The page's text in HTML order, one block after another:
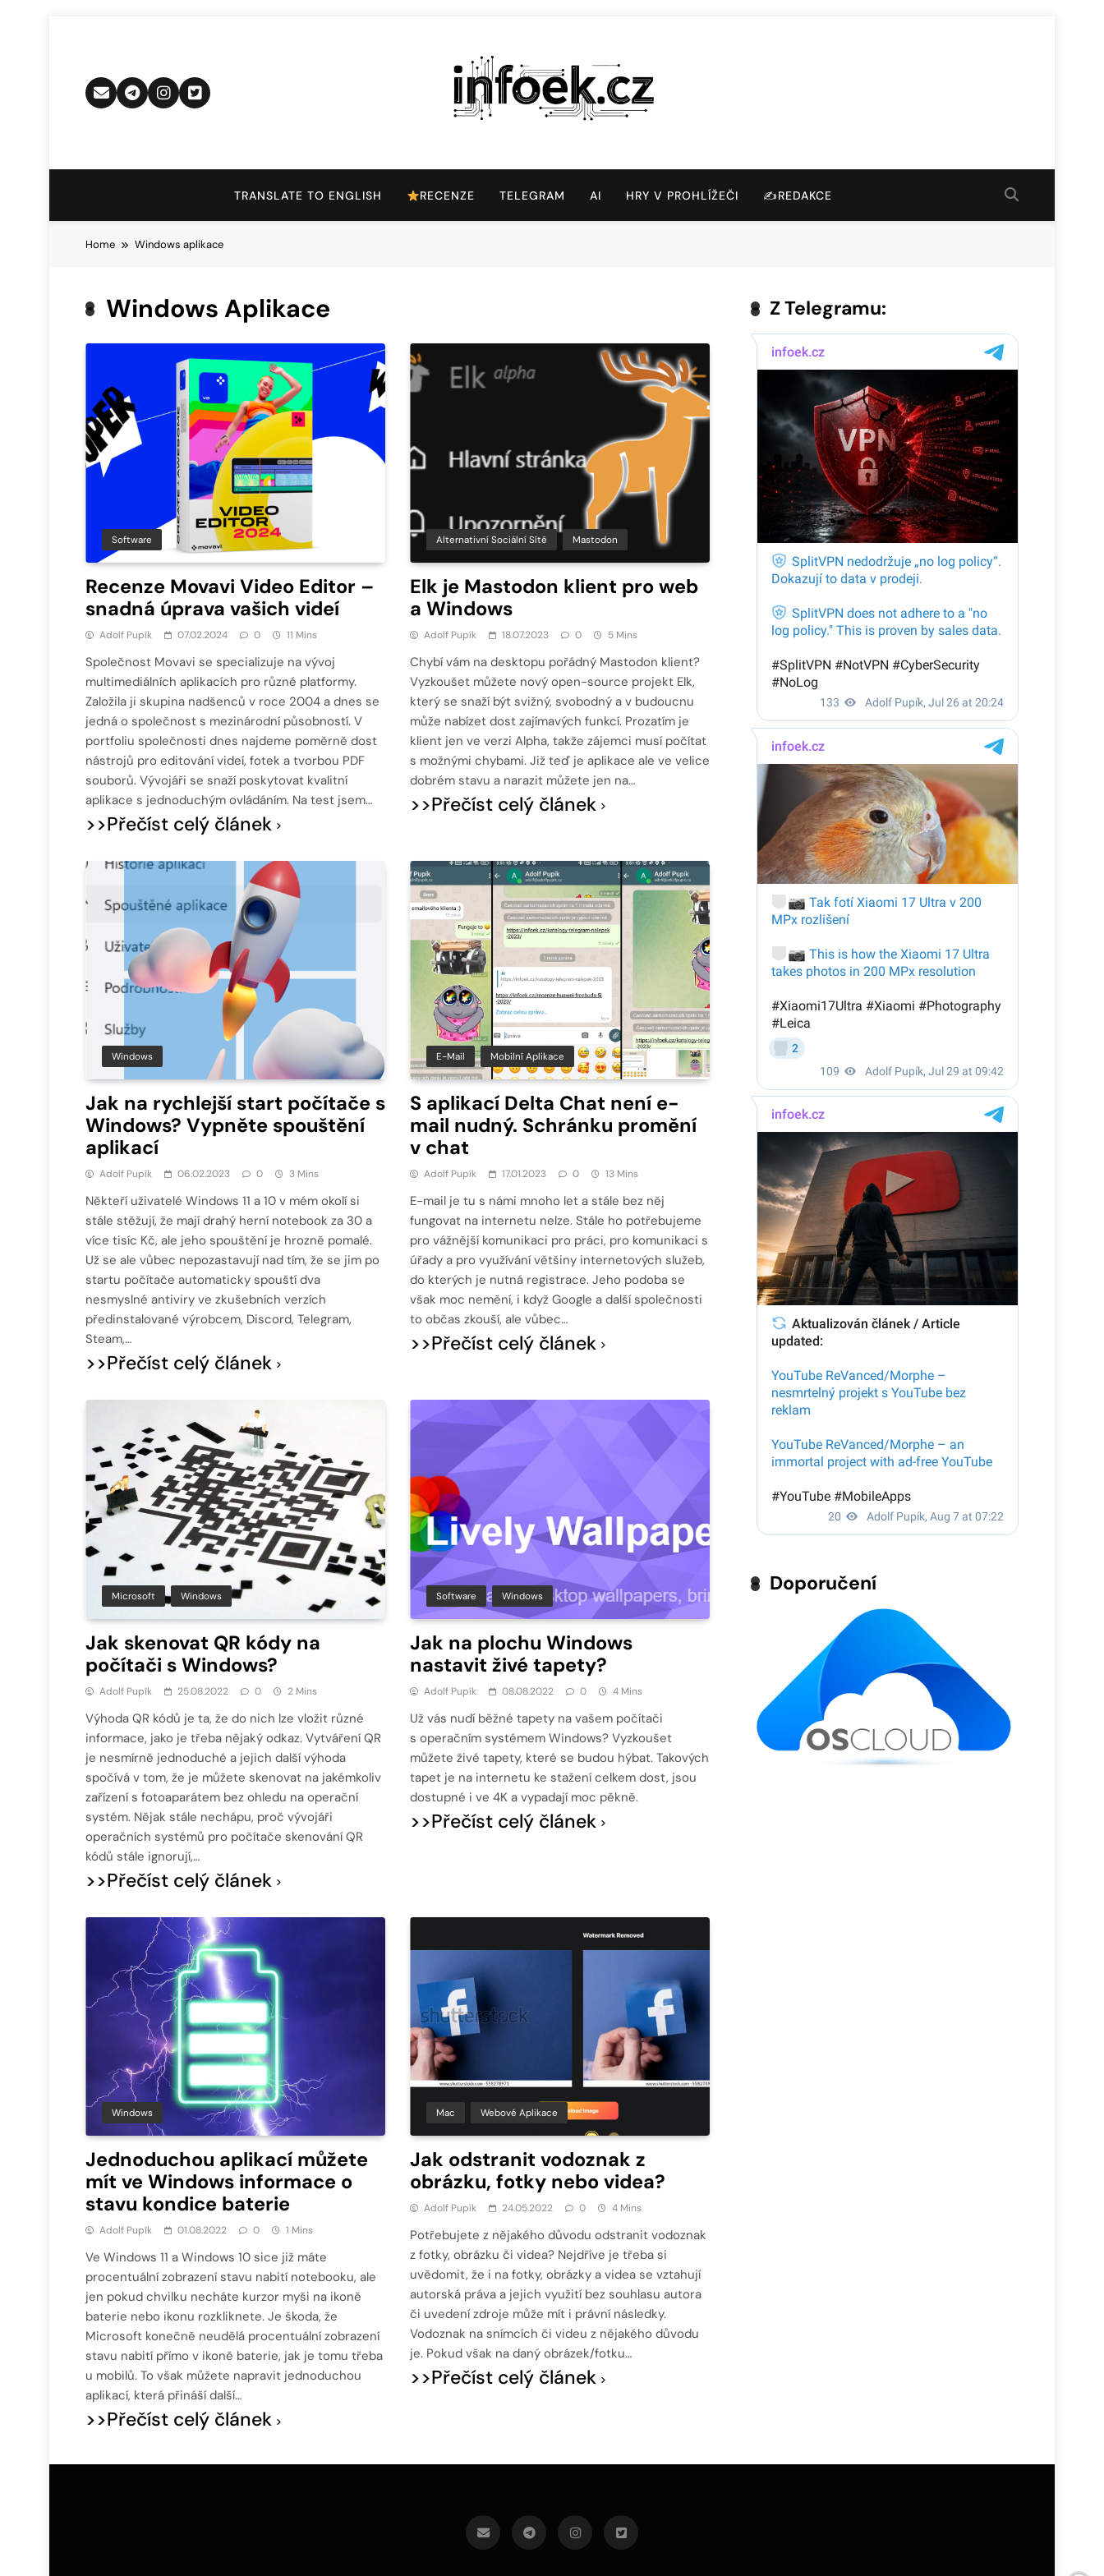
Infoek.cz
TRANSLATE TO ENGLISH RECENZE TELEGRAM AI HRY V PROHLÍŽEČI ✍️REDAKCE
Home Windows aplikace
Windows Aplikace
Software
Recenze Movavi Video Editor –
snadná úprava vašich videí
Adolf Pupík 07.02.2024 0 11 Mins
Společnost Movavi se specializuje na vývoj
multimediálních aplikacích pro různé platformy.
Založila ji skupina nadšenců v roce 2004 a dnes se
jedná o společnost s mezinárodní působností. V
portfoliu společnosti dnes najdeme poměrně dost
nástrojů pro editování videí, fotek a tvorbou PDF
souborů. Vývojáři se snaží poskytovat kvalitní
aplikace s jednoduchým ovládáním. Na test jsem…
>>Přečíst celý článek
Alternativní Sociální Sítě Mastodon
Elk je Mastodon klient pro web
a Windows
Adolf Pupík 18.07.2023 0 5 Mins
Chybí vám na desktopu pořádný Mastodon klient?
Vyzkoušet můžete nový open-source projekt Elk,
který se snaží být svižný, svobodný a v budoucnu
může nabízet dost zajímavých funkcí. Prozatím je
klient jen ve verzi Alpha, takže zájemci musí počítat
s možnými chybami. Již teď je aplikace ale ve velice
dobrém stavu a narazit můžete jen na…
>>Přečíst celý článek
Windows
Jak na rychlejší start počítače s
Windows? Vypněte spouštění
aplikací
Adolf Pupík 06.02.2023 0 3 Mins
Někteří uživatelé Windows 11 a 10 v mém okolí si
stále stěžují, že mají drahý herní notebook za 30 a
více tisíc Kč, ale jeho spouštění je hrozně pomalé.
Už se ale vůbec nepozastavují nad tím, že se jim po
startu počítače automaticky spouští dva
nesmyslné antiviry ve zkušebních verzích
předinstalované výrobcem, Discord, Telegram,
Steam,…
>>Přečíst celý článek
E-Mail Mobilní Aplikace
S aplikací Delta Chat není e-
mail nudný. Schránku promění
v chat
Adolf Pupík 17.01.2023 0 13 Mins
E-mail je tu s námi mnoho let a stále bez něj
fungovat na internetu nelze. Stále ho potřebujeme
pro vážnější komunikaci pro práci, pro komunikaci s
úřady a pro využívání většiny internetových služeb,
do kterých je nutná registrace. Jeho podoba se
však moc nemění, i když Google a další společnosti
to občas zkouší, ale vůbec…
>>Přečíst celý článek
Microsoft Windows
Jak skenovat QR kódy na
počítači s Windows?
Adolf Pupík 25.08.2022 0 2 Mins
Výhoda QR kódů je ta, že do nich lze vložit různé
informace, jako je třeba nějaký odkaz. Vytváření QR
je nesmírně jednoduché a jejich další výhoda
spočívá v tom, že je můžete skenovat na jakémkoliv
zařízení s fotoaparátem bez ohledu na operační
systém. Nějak stále nechápu, proč vývojáři
operačních systémů pro počítače skenování QR
kódů stále ignorují,…
>>Přečíst celý článek
Software Windows
Jak na plochu Windows
nastavit živé tapety?
Adolf Pupík 08.08.2022 0 4 Mins
Už vás nudí běžné tapety na vašem počítači
s operačním systémem Windows? Vyzkoušet
můžete živé tapety, které se budou hýbat. Takových
tapet je na internetu ke stažení celkem dost, jsou
dostupné i ve 4K a vypadají moc pěkně.
>>Přečíst celý článek
Windows
Jednoduchou aplikací můžete
mít ve Windows informace o
stavu kondice baterie
Adolf Pupík 01.08.2022 0 1 Mins
Ve Windows 11 a Windows 10 sice již máte
procentuální zobrazení stavu nabití notebooku, ale
jen pokud chvilku necháte kurzor myši na ikoně
baterie nebo ikonu rozkliknete. Je škoda, že
Microsoft konečně neudělá procentuální zobrazení
stavu nabití přímo v ikoně baterie, jak je tomu třeba
u mobilů. To však můžete napravit jednoduchou
aplikací, která přináší další…
>>Přečíst celý článek
Mac Webové Aplikace
Jak odstranit vodoznak z
obrázku, fotky nebo videa?
Adolf Pupík 24.05.2022 0 4 Mins
Potřebujete z nějakého důvodu odstranit vodoznak
z fotky, obrázku či videa? Nejdříve je třeba si
uvědomit, že i na fotky, obrázky a videa se vztahují
autorská práva a jejich využití bez souhlasu autora
či uvedení zdroje může mít i právní následky.
Vodoznak na snímcích či videu z nějakého důvodu
je. Pokud však na daný obrázek/fotku…
>>Přečíst celý článek
Z Telegramu:
Doporučení